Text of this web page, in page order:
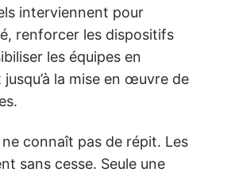
interviennent pour
renforcer les dispositifs
les équipes en
jusqu’à la mise en œuvre de
connaît pas de répit. Les
sans cesse. Seule une